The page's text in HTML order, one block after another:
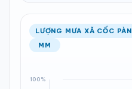
LƯỢNG MƯA XÃ CỐC
MM